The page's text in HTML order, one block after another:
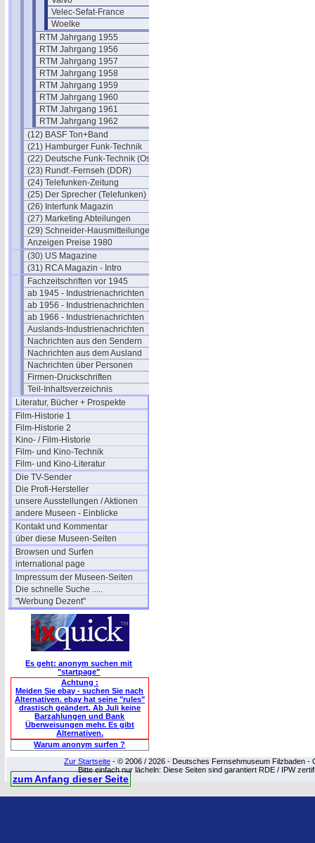
Velec-Sefat-France
Woelke
RTM Jahrgang 1955
RTM Jahrgang 1956
RTM Jahrgang 1957
RTM Jahrgang 1958
RTM Jahrgang 1959
RTM Jahrgang 1960
RTM Jahrgang 1961
RTM Jahrgang 1962
(12) BASF Ton+Band
(21) Hamburger Funk-Technik
(22) Deutsche Funk-Technik (Ost)
(23) Rundf.-Fernseh (DDR)
(24) Telefunken-Zeitung
(25) Der Sprecher (Telefunken)
(26) Interfunk Magazin
(27) Marketing Abteilungen
(29) Schneider-Hausmitteilungen
Anzeigen Preise 1980
(30) US Magazine
(31) RCA Magazin - Intro
Fachzeitschriften vor 1945
ab 1945 - Industrienachrichten
ab 1956 - Industrienachrichten
ab 1966 - Industrienachrichten
Auslands-Industrienachrichten
Nachrichten aus den Sendern
Nachrichten aus dem Ausland
Nachrichten über Personen
Firmen-Druckschriften
Teil-Inhaltsverzeichnis
Literatur, Bücher + Prospekte
Film-Historie 1
Film-Historie 2
Kino- / Film-Historie
Film- und Kino-Technik
Film- und Kino-Literatur
Die TV-Sender
Die Profi-Hersteller
unsere Ausstellungen / Aktionen
andere Museen - Einblicke
Kontakt und Kommentar
über diese Museen-Seiten
Browsen und Surfen
international page
Impressum der Museen-Seiten
Die schnelle Suche .....
"Werbung Dezent"
Es geht: anonym suchen mit
"startpage"
Achtung :
Meiden Sie ebay - suchen Sie nach
Alternativen. ebay hat seine "rules"
drastisch geändert. Ab Juli keine
Barzahlungen und Bank
Überweisungen mehr. Es gibt
Alternativen.
Warum anonym surfen ?
Zur Startseite - © 2006 / 2026 - Deutsches Fernsehmuseum Filzbaden -
Bitte einfach nur lächeln: Diese Seiten sind garantiert RDE / IPW
zum Anfang dieser Seite